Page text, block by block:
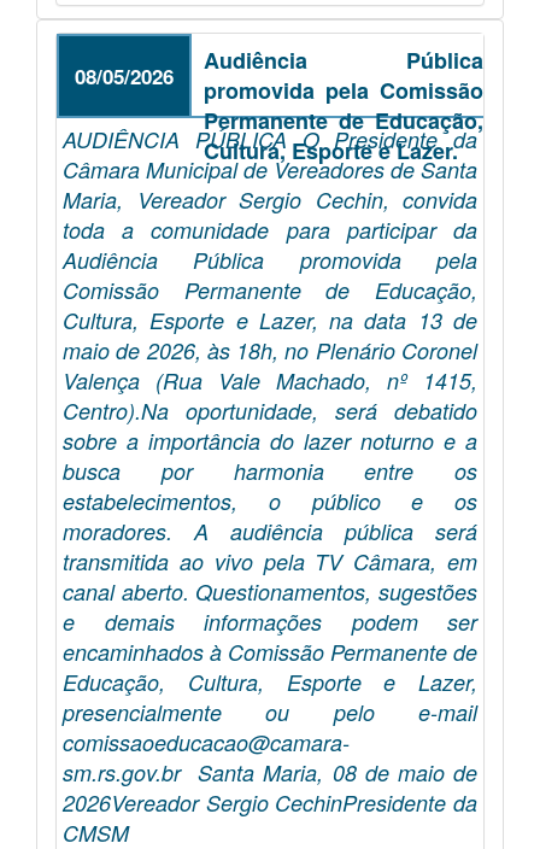
08/05/2026
Audiência Pública
promovida pela Comissão
Permanente de Educação,
Cultura, Esporte e Lazer.
AUDIÊNCIA PÚBLICA O Presidente da
Câmara Municipal de Vereadores de Santa
Maria, Vereador Sergio Cechin, convida
toda a comunidade para participar da
Audiência Pública promovida pela
Comissão Permanente de Educação,
Cultura, Esporte e Lazer, na data 13 de
maio de 2026, às 18h, no Plenário Coronel
Valença (Rua Vale Machado, nº 1415,
Centro).Na oportunidade, será debatido
sobre a importância do lazer noturno e a
busca por harmonia entre os
estabelecimentos, o público e os
moradores. A audiência pública será
transmitida ao vivo pela TV Câmara, em
canal aberto. Questionamentos, sugestões
e demais informações podem ser
encaminhados à Comissão Permanente de
Educação, Cultura, Esporte e Lazer,
presencialmente ou pelo e-mail
comissaoeducacao@camara-
sm.rs.gov.br Santa Maria, 08 de maio de
2026Vereador Sergio CechinPresidente da
CMSM